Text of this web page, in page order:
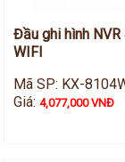
Đầu ghi hình NVR
WIFI
Mã SP: KX-
Giá:4,077,000 VNĐ